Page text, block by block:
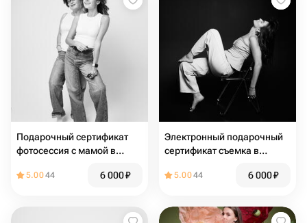
Подарочный сертификат
фотосессия с мамой в
5.0044 6 000₽
Электронный подарочный
сертификат съемка в
5.0044 6 000₽